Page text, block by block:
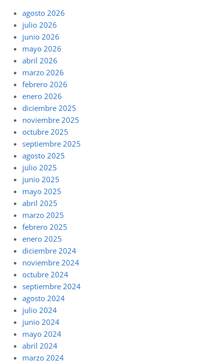
agosto 2026
julio 2026
junio 2026
mayo 2026
abril 2026
marzo 2026
febrero 2026
enero 2026
diciembre 2025
noviembre 2025
octubre 2025
septiembre 2025
agosto 2025
julio 2025
junio 2025
mayo 2025
abril 2025
marzo 2025
febrero 2025
enero 2025
diciembre 2024
noviembre 2024
octubre 2024
septiembre 2024
agosto 2024
julio 2024
junio 2024
mayo 2024
abril 2024
marzo 2024